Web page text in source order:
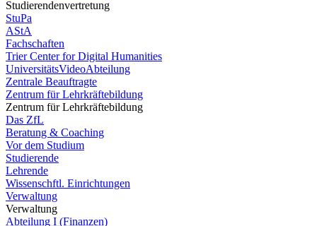
Studierendenvertretung
StuPa
AStA
Fachschaften
Trier Center for Digital Humanities
UniversitätsVideoAbteilung
Zentrale Beauftragte
Zentrum für Lehrkräftebildung
Zentrum für Lehrkräftebildung
Das ZfL
Beratung & Coaching
Vor dem Studium
Studierende
Lehrende
Wissenschftl. Einrichtungen
Verwaltung
Verwaltung
Abteilung I (Finanzen)